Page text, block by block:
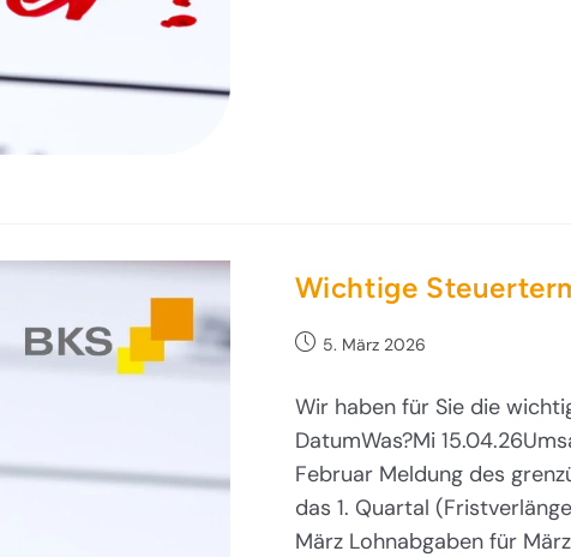
Wichtige
5. März 2026
Wir haben für Sie die
DatumWas?Mi
Februar Meldung des
das 1. Quartal
März Lohnabgaben für